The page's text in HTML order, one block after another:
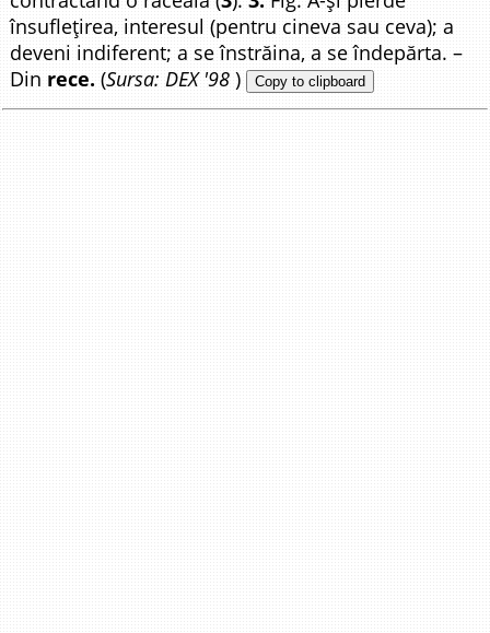
însuflețirea, interesul (pentru cineva sau ceva); a
deveni indiferent; a se înstrăina, a se îndepărta. –
Din rece. (Sursa: DEX '98 ) Copy to clipboard